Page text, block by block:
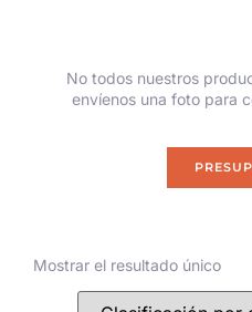
No todos nuestros
envíenos una foto para
Mostrar el resultado único